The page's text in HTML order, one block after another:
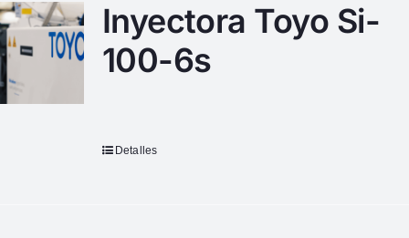
Inyectora Toyo Si-
100-6s
Detalles